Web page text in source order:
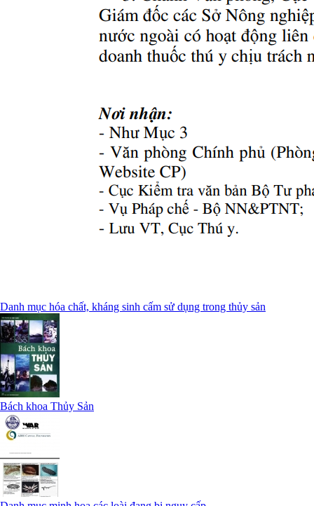
Danh mục hóa chất, kháng sinh cấm sử dụng trong thủy sản
Bách khoa Thủy Sản